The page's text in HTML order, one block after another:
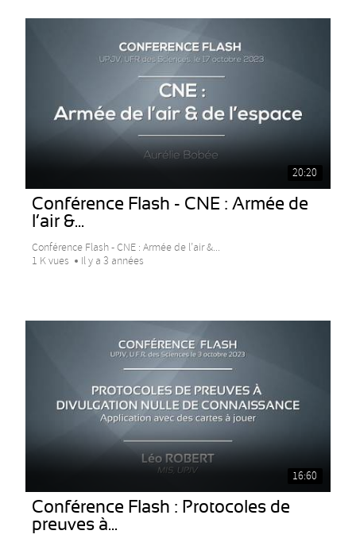
20:20
Conférence Flash - CNE : Armée de
l’air &...
Conférence Flash - CNE : Armée de l’air &...
1 K vues
Il y a 3 années
16:60
Conférence Flash : Protocoles de
preuves à...